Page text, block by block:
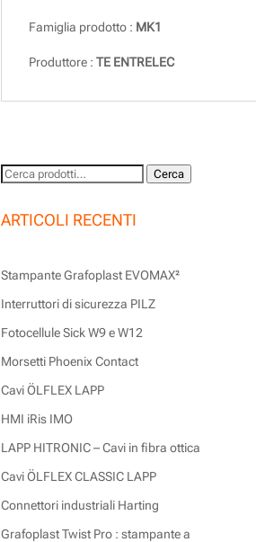
Famiglia prodotto : MK1
Produttore :TE ENTRELEC
Cerca: Cerca
ARTICOLI RECENTI
Stampante Grafoplast EVOMAX²
Interruttori di sicurezza PILZ
Fotocellule Sick W9 e W12
Morsetti Phoenix Contact
Cavi ÖLFLEX LAPP
HMI iRis IMO
LAPP HITRONIC – Cavi in fibra ottica
Cavi ÖLFLEX CLASSIC LAPP
Connettori industriali Harting
Grafoplast Twist Pro : stampante a